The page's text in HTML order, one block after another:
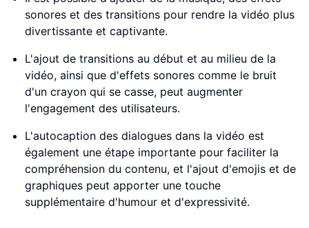
sonores et des transitions pour rendre la vidéo plus
divertissante et captivante.
L'ajout de transitions au début et au milieu de la
vidéo, ainsi que d'effets sonores comme le bruit
d'un crayon qui se casse, peut augmenter
l'engagement des utilisateurs.
L'autocaption des dialogues dans la vidéo est
également une étape importante pour faciliter la
compréhension du contenu, et l'ajout d'emojis et de
graphiques peut apporter une touche
supplémentaire d'humour et d'expressivité.